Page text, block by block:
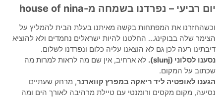
יום רביעי – נפרדנו בשמחה מ-house of nina
וכשהחזרנו את המפתחות בקשה מאיתנו בעלת הבית להמליץ על
הצימר שלה בבוקינג… החלטנו להיות ישראלים נחמדים ולא להוציא
דיבתינו רעה לכן גם לא הוצאנו עליה כלום ונפרדנו לשלום.
נסענו לסלוני (slunj).
לא ארחיב, אין שם מה לראות למרות מה
שכתוב על המקום.
הגענו לאופטיה ליד ריאקה במפרץ קווארנר, מרחק שעתיים
נסיעה, מקום מקסים ורומנטי עם טיילת מרהיבה לאורך הים ומה